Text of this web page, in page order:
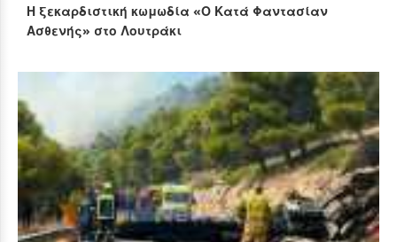
Η ξεκαρδιστική κωμωδία «Ο Κατά Φαντασίαν
Ασθενής» στο Λουτράκι